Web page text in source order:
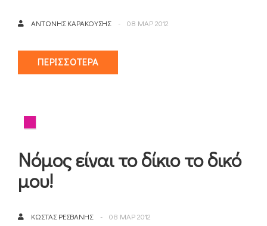
ΑΝΤΏΝΗΣ ΚΑΡΑΚΟΎΣΗΣ 08 ΜΑΡ 2012
ΠΕΡΙΣΣΌΤΕΡΑ
Νόμος είναι το δίκιο το δικό
μου!
ΚΏΣΤΑΣ ΡΕΣΒΆΝΗΣ 08 ΜΑΡ 2012